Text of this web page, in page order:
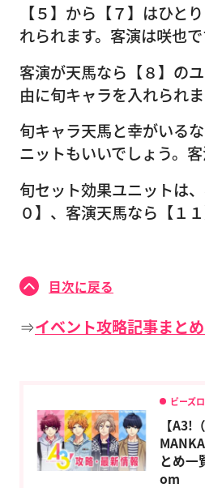
【５】から【７】はひと
れられます。客演は咲也で
客演が天馬なら【８】の
由に旬キャラを入れられま
旬キャラ天馬と幸がいる
ニットもいいでしょう。客
旬セット効果ユニットは
０】、客演天馬なら【１
目次に戻る
⇒イベント攻略記事まと
ビーズ
【A3!
とめ一
om